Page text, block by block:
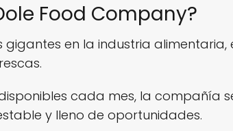
Food Company?
gigantes en la industria
cada mes, la compañía
y lleno de oportunidades.